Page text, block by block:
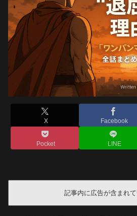
X Facebook
Pocket LINE
記事内に広告が含まれて